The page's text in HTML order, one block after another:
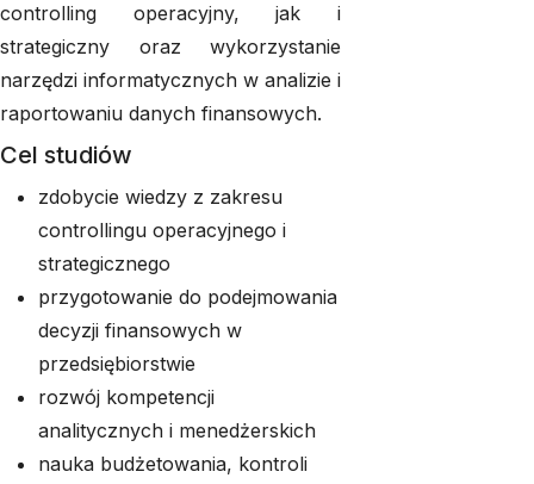
controlling operacyjny, jak i
strategiczny oraz wykorzystanie
narzędzi informatycznych w analizie i
raportowaniu danych finansowych.
Cel studiów
zdobycie wiedzy z zakresu
controllingu operacyjnego i
strategicznego
przygotowanie do podejmowania
decyzji finansowych w
przedsiębiorstwie
rozwój kompetencji
analitycznych i menedżerskich
nauka budżetowania, kontroli